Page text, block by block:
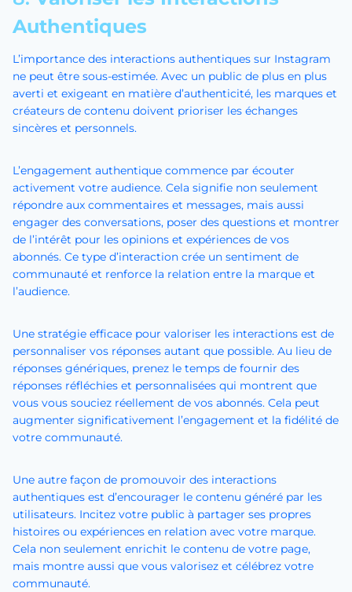
Authentiques
L’importance des interactions authentiques sur Instagram
ne peut être sous-estimée. Avec un public de plus en plus
averti et exigeant en matière d’authenticité, les marques et
créateurs de contenu doivent prioriser les échanges
sincères et personnels.
L’engagement authentique commence par écouter
activement votre audience. Cela signifie non seulement
répondre aux commentaires et messages, mais aussi
engager des conversations, poser des questions et montrer
de l’intérêt pour les opinions et expériences de vos
abonnés. Ce type d’interaction crée un sentiment de
communauté et renforce la relation entre la marque et
l’audience.
Une stratégie efficace pour valoriser les interactions est de
personnaliser vos réponses autant que possible. Au lieu de
réponses génériques, prenez le temps de fournir des
réponses réfléchies et personnalisées qui montrent que
vous vous souciez réellement de vos abonnés. Cela peut
augmenter significativement l’engagement et la fidélité de
votre communauté.
Une autre façon de promouvoir des interactions
authentiques est d’encourager le contenu généré par les
utilisateurs. Incitez votre public à partager ses propres
histoires ou expériences en relation avec votre marque.
Cela non seulement enrichit le contenu de votre page,
mais montre aussi que vous valorisez et célébrez votre
communauté.